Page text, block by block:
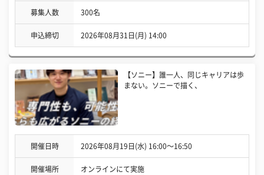
募集人数 300名
申込締切 2026年08月31日(月) 14:00
【ソニー】誰一人、同じキャリアは歩
まない。ソニーで描く、
開催日時 2026年08月19日(水) 16:00〜16:50
開催場所 オンラインにて実施